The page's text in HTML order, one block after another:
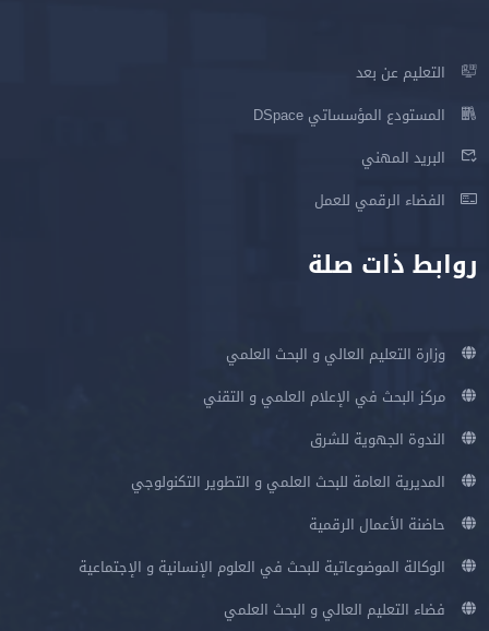
التعليم عن بعد
المستودع المؤسساتي DSpace
البريد المهني
الفضاء الرقمي للعمل
روابط ذات صلة
وزارة التعليم العالي و البحث العلمي
مركز البحث في الإعلام العلمي و التقني
الندوة الجهوية للشرق
المديرية العامة للبحث العلمي و التطوير التكنولوجي
حاضنة الأعمال الرقمية
الوكالة الموضوعاتية للبحث في العلوم الإنسانية و الإجتماعية
فضاء التعليم العالي و البحث العلمي